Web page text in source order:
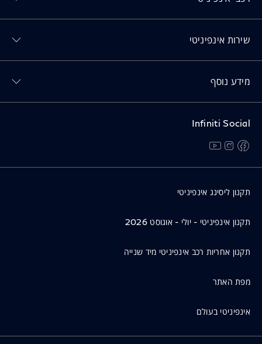
שירות אינפיניטי
מידע נוסף
Infiniti Social
facebook
נפתח בחלון חדש
instagram
נפתח בחלון חדש
תקנון ליסינג אינפיניטי
תקנון אינפיניטי - יולי - אוגוסט 2026
תקנון אחריות רכב אינפיניטי מיד שנייה
מפת האתר
אינפיניטי בעולם